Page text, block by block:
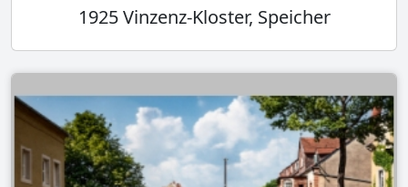
1925 Vinzenz-Kloster, Speicher